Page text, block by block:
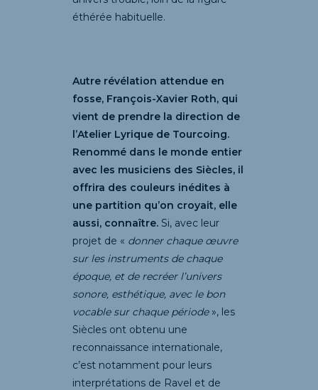
éthérée habituelle.
Autre révélation attendue en
fosse, François-Xavier Roth, qui
vient de prendre la direction de
l’Atelier Lyrique de Tourcoing.
Renommé dans le monde entier
avec les musiciens des Siècles, il
offrira des couleurs inédites à
une partition qu’on croyait, elle
aussi, connaître. Si, avec leur
projet de « donner chaque œuvre
sur les instruments de chaque
époque, et de recréer l’univers
sonore, esthétique, avec le bon
vocable sur chaque période», les
Siècles ont obtenu une
reconnaissance internationale,
c’est notamment pour leurs
interprétations de Ravel et de